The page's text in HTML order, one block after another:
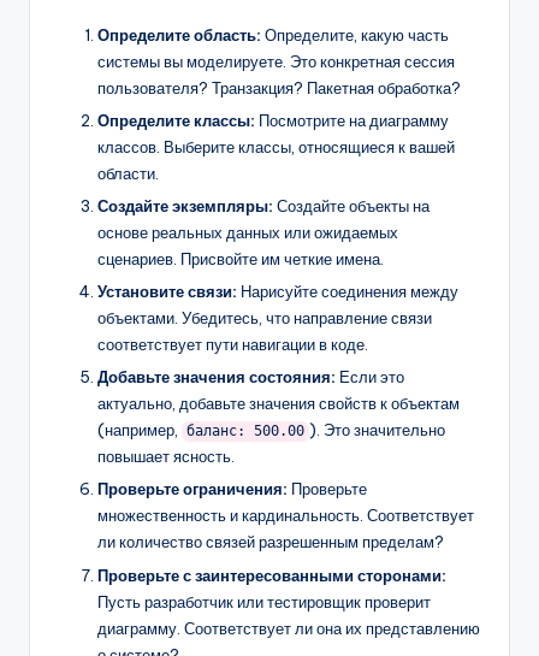
Определите область: Определите, какую часть
системы вы моделируете. Это конкретная сессия
пользователя? Транзакция? Пакетная обработка?
Определите классы: Посмотрите на диаграмму
классов. Выберите классы, относящиеся к вашей
области.
Создайте экземпляры: Создайте объекты на
основе реальных данных или ожидаемых
сценариев. Присвойте им четкие имена.
Установите связи: Нарисуйте соединения между
объектами. Убедитесь, что направление связи
соответствует пути навигации в коде.
Добавьте значения состояния: Если это
актуально, добавьте значения свойств к объектам
(например, баланс: 500.00 ). Это значительно
повышает ясность.
Проверьте ограничения: Проверьте
множественность и кардинальность. Соответствует
ли количество связей разрешенным пределам?
Проверьте с заинтересованными сторонами:
Пусть разработчик или тестировщик проверит
диаграмму. Соответствует ли она их представлению